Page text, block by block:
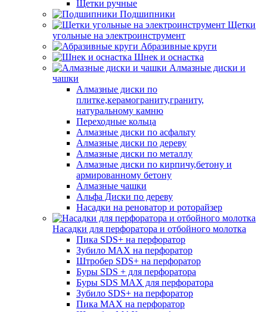
Щетки ручные
Подшипники
Щетки
угольные на электроинструмент
Абразивные круги
Шнек и оснастка
Алмазные диски и
чашки
Алмазные диски по
плитке,керамограниту,граниту,
натуральному камню
Переходные кольца
Алмазные диски по асфальту
Алмазные диски по дереву
Алмазные диски по металлу
Алмазные диски по кирпичу,бетону и
армированному бетону
Алмазные чашки
Альфа Диски по дереву
Насадки на реноватор и роторайзер
Насадки для перфоратора и отбойного молотка
Пика SDS+ на перфоратор
Зубило MAX на перфоратор
Штробер SDS+ на перфоратор
Буры SDS + для перфоратора
Буры SDS MAX для перфоратора
Зубило SDS+ на перфоратор
Пика MAX на перфоратор